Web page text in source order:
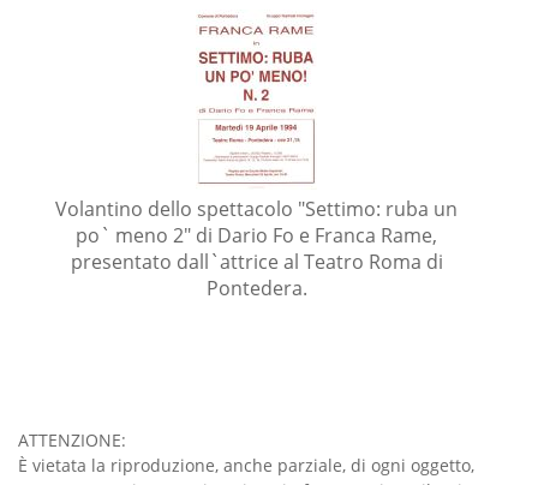
Volantino dello spettacolo "Settimo: ruba un
po` meno 2" di Dario Fo e Franca Rame,
presentato dall`attrice al Teatro Roma di
Pontedera.
ATTENZIONE:
È vietata la riproduzione, anche parziale, di ogni oggetto,